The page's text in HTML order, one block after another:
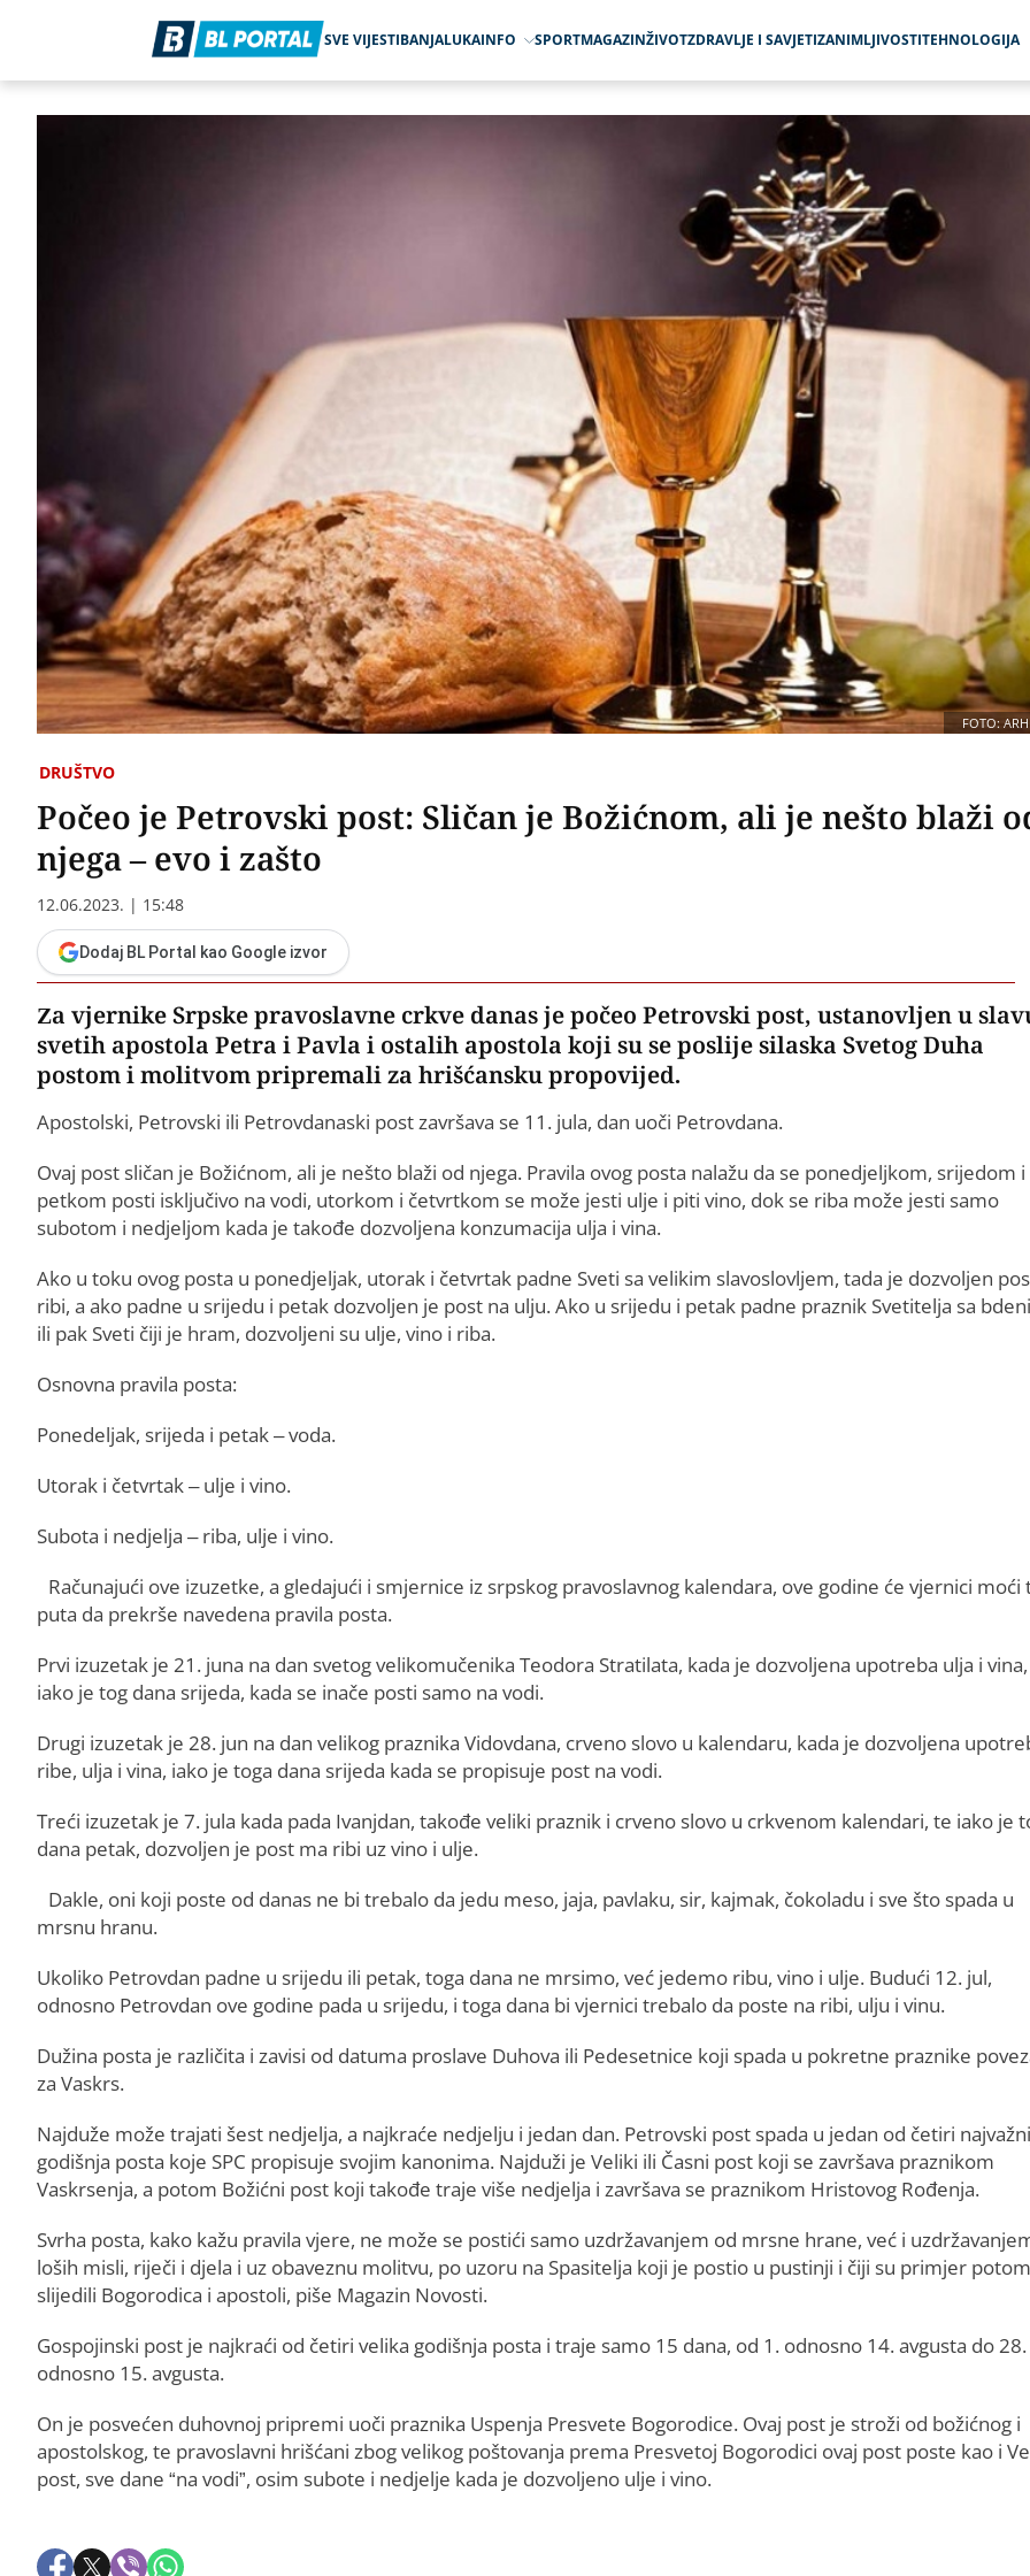
SVE VIJESTIBANJALUKAINFO SPORTMAGAZINŽIVOTZDRAVLJE I SAVJETIZANIMLJIVOSTITEHNOLOGIJA
FOTO:
DRUŠTVO
Počeo je Petrovski post: Sličan je Božićnom, ali je nešto blaži
njega – evo i zašto
12.06.2023. | 15:48
Dodaj BL Portal kao Google izvor
Za vjernike Srpske pravoslavne crkve danas je počeo Petrovski post, ustanovljen u
svetih apostola Petra i Pavla i ostalih apostola koji su se poslije silaska Svetog Duha
postom i molitvom pripremali za hrišćansku propovijed.
Apostolski, Petrovski ili Petrovdanaski post završava se 11. jula, dan uoči Petrovdana.
Ovaj post sličan je Božićnom, ali je nešto blaži od njega. Pravila ovog posta nalažu da se ponedjeljkom, srijedom i
petkom posti isključivo na vodi, utorkom i četvrtkom se može jesti ulje i piti vino, dok se riba može jesti samo
subotom i nedjeljom kada je takođe dozvoljena konzumacija ulja i vina.
Ako u toku ovog posta u ponedjeljak, utorak i četvrtak padne Sveti sa velikim slavoslovljem, tada je dozvoljen
ribi, a ako padne u srijedu i petak dozvoljen je post na ulju. Ako u srijedu i petak padne praznik Svetitelja sa
ili pak Sveti čiji je hram, dozvoljeni su ulje, vino i riba.
Osnovna pravila posta:
Ponedeljak, srijeda i petak – voda.
Utorak i četvrtak – ulje i vino.
Subota i nedjelja – riba, ulje i vino.
Računajući ove izuzetke, a gledajući i smjernice iz srpskog pravoslavnog kalendara, ove godine će vjernici moći
puta da prekrše navedena pravila posta.
Prvi izuzetak je 21. juna na dan svetog velikomučenika Teodora Stratilata, kada je dozvoljena upotreba ulja i vina,
iako je tog dana srijeda, kada se inače posti samo na vodi.
Drugi izuzetak je 28. jun na dan velikog praznika Vidovdana, crveno slovo u kalendaru, kada je dozvoljena
ribe, ulja i vina, iako je toga dana srijeda kada se propisuje post na vodi.
Treći izuzetak je 7. jula kada pada Ivanjdan, takođe veliki praznik i crveno slovo u crkvenom kalendari, te iako je
dana petak, dozvoljen je post ma ribi uz vino i ulje.
Dakle, oni koji poste od danas ne bi trebalo da jedu meso, jaja, pavlaku, sir, kajmak, čokoladu i sve što spada u
mrsnu hranu.
Ukoliko Petrovdan padne u srijedu ili petak, toga dana ne mrsimo, već jedemo ribu, vino i ulje. Budući 12. jul,
odnosno Petrovdan ove godine pada u srijedu, i toga dana bi vjernici trebalo da poste na ribi, ulju i vinu.
Dužina posta je različita i zavisi od datuma proslave Duhova ili Pedesetnice koji spada u pokretne praznike
za Vaskrs.
Najduže može trajati šest nedjelja, a najkraće nedjelju i jedan dan. Petrovski post spada u jedan od četiri
godišnja posta koje SPC propisuje svojim kanonima. Najduži je Veliki ili Časni post koji se završava praznikom
Vaskrsenja, a potom Božićni post koji takođe traje više nedjelja i završava se praznikom Hristovog Rođenja.
Svrha posta, kako kažu pravila vjere, ne može se postići samo uzdržavanjem od mrsne hrane, već i
loših misli, riječi i djela i uz obaveznu molitvu, po uzoru na Spasitelja koji je postio u pustinji i čiji su primjer potom
slijedili Bogorodica i apostoli, piše Magazin Novosti.
Gospojinski post je najkraći od četiri velika godišnja posta i traje samo 15 dana, od 1. odnosno 14. avgusta do 28.
odnosno 15. avgusta.
On je posvećen duhovnoj pripremi uoči praznika Uspenja Presvete Bogorodice. Ovaj post je stroži od božićnog i
apostolskog, te pravoslavni hrišćani zbog velikog poštovanja prema Presvetoj Bogorodici ovaj post poste kao i
post, sve dane “na vodi”, osim subote i nedjelje kada je dozvoljeno ulje i vino.